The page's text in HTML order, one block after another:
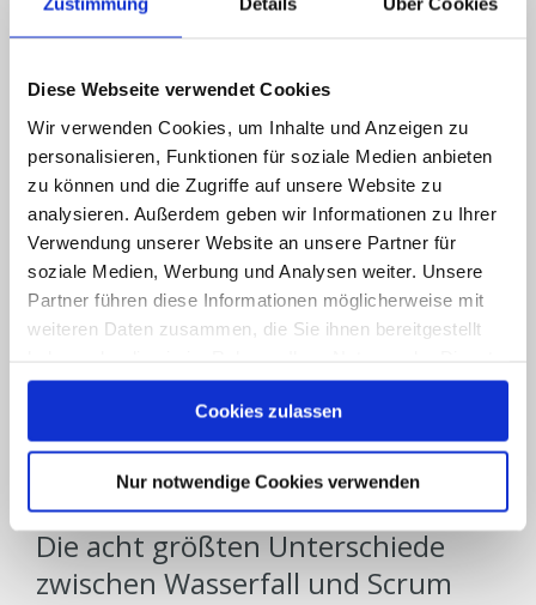
Diese Webseite verwendet Cookies
Wir verwenden Cookies, um Inhalte und Anzeigen zu
personalisieren, Funktionen für soziale Medien anbieten
zu können und die Zugriffe auf unsere Website zu
analysieren. Außerdem geben wir Informationen zu Ihrer
Verwendung unserer Website an unsere Partner für
soziale Medien, Werbung und Analysen weiter. Unsere
Partner führen diese Informationen möglicherweise mit
weiteren Daten zusammen, die Sie ihnen bereitgestellt
gesammelt haben.
Datenschutzerklärung|Impressum
Cookies zulassen
Nur notwendige Cookies verwenden
Kosten und Zeit im Projekt sparen
- dank Scrum
Checkliste: Scrum und Fake-Scrum
Die acht größten Unterschiede
zwischen Wasserfall und Scrum